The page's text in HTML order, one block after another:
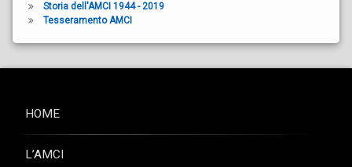
Storia dell'AMCI 1944 - 2019
Tesseramento AMCI
HOME
L’AMCI